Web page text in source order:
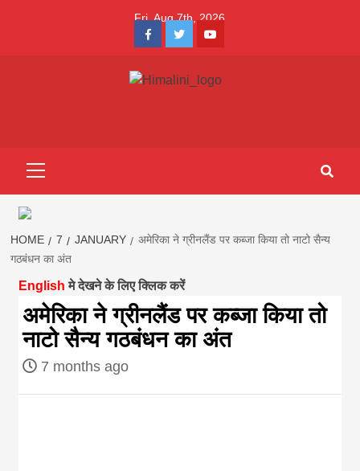
Fri. Aug 7th, 2026
FacebookTwitterYoutube
hindi
||madhesh
first hindi
magazine of
Nepal brings
HOME 7 JANUARY
अमेरिका ने ग्रीनलैंड पर कब्जा किया तो नाटो सैन्य
गठबंधन का अंत
English मे देखने के लिए क्लिक करें
अमेरिका ने ग्रीनलैंड पर कब्जा किया तो
नाटो सैन्य गठबंधन का अंत
7 months ago